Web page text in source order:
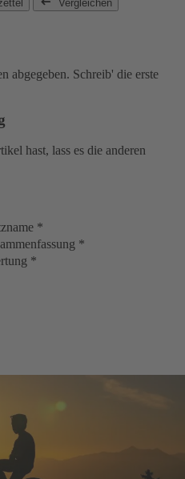
Vergleichen
abgegeben. Schreib' die erste
hast, lass es die anderen
*
*
*